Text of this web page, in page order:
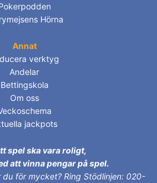
Hörna
Annat
verktyg
Andelar
Bettingskola
Om oss
jackpots
spel ska vara roligt,
att vinna pengar på spel.
du för mycket? Ring Stödlinjen: 020-